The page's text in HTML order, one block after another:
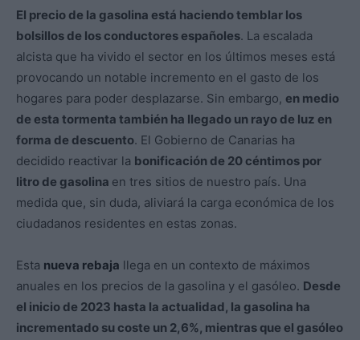
El precio de la gasolina está haciendo temblar los
bolsillos de los conductores españoles. La escalada
alcista que ha vivido el sector en los últimos meses está
provocando un notable incremento en el gasto de los
hogares para poder desplazarse. Sin embargo, en medio
de esta tormenta también ha llegado un rayo de luz en
forma de descuento. El Gobierno de Canarias ha
decidido reactivar la bonificación de 20 céntimos por
litro de gasolina en tres sitios de nuestro país. Una
medida que, sin duda, aliviará la carga económica de los
ciudadanos residentes en estas zonas.
Esta nueva rebaja llega en un contexto de máximos
anuales en los precios de la gasolina y el gasóleo. Desde
el inicio de 2023 hasta la actualidad, la gasolina ha
incrementado su coste un 2,6%, mientras que el gasóleo